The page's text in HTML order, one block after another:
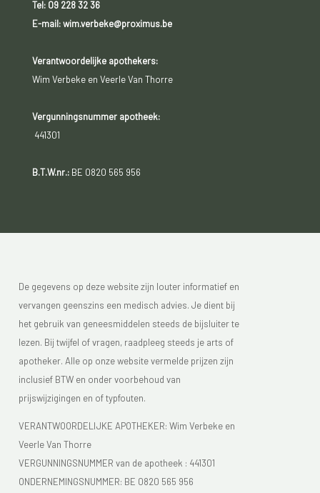
Tel: 09 228 32 36
E-mail: wim.verbeke@proximus.be
Verantwoordelijke apothekers:
Wim Verbeke en Veerle Van Thorre
Vergunningsnummer apotheek:
441301
B.T.W.nr.:BE 0820 565 956
De gegevens op deze website zijn louter informatief en
vervangen geenszins een medisch advies. Je dient bij
het gebruik van geneesmiddelen steeds de bijsluiter te
lezen. Bij twijfel of vragen, raadpleeg steeds je arts of
apotheker. Alle op onze website vermelde prijzen zijn
inclusief BTW en onder voorbehoud van
prijswijzigingen en of typfouten.
VERANTWOORDELIJKE APOTHEKER: Wim Verbeke en
Veerle Van Thorre
VERGUNNINGSNUMMER van de apotheek : 441301
ONDERNEMINGSNUMMER: BE 0820 565 956